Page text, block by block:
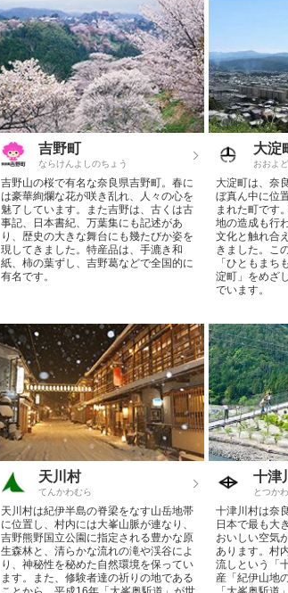
吉野町
ならけんよしのちょう
吉野山の桜で有名な奈良県吉野町。春に
は豪華絢爛な花が咲き乱れ、人々の心を
魅了しています。また吉野は、古くは古
事記、日本書紀、万葉集にも記述があ
り、歴史の大きな舞台にも幾たびか姿を
現してきました。特産品は、手漉き和
紙、柿の葉ずし、吉野葛などで全国的に
有名です。
大淀
おおよ
大淀町は、奈
ぼ真ん中に位
まれた町です
地の造成も行
文化と触れ合
きました。こ
「ひともまち
淀町」をめざ
でいます。
天川村
てんかわむら
天川村は紀伊半島の脊梁をなす山岳地帯
に位置し、村内には大峯山脈が連なり、
吉野熊野国立公園に指定される豊かな原
生森林と、清らかな流れの滝や渓谷によ
り、神秘性を秘めた自然環境を保ってい
ます。また、修験者達の祈りの地である
十津
とつか
十津川村は奈
日本で最も大
おいしい空気
あります。村
流しという「
産「紀伊山地